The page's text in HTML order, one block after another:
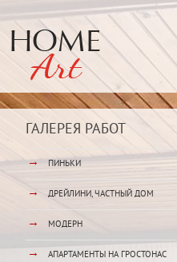
ГАЛЕРЕЯ РАБОТ
→ ПИНЬКИ
→ ДРЕЙЛИНИ, ЧАСТНЫЙ ДОМ
→ МОДЕРН
→ АПАРТАМЕНТЫ НА ГРОСТОНАС